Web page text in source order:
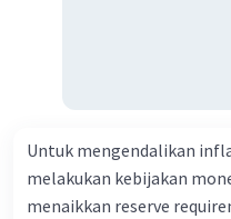
Untuk mengendalikan
melakukan kebijakan
menaikkan reserve